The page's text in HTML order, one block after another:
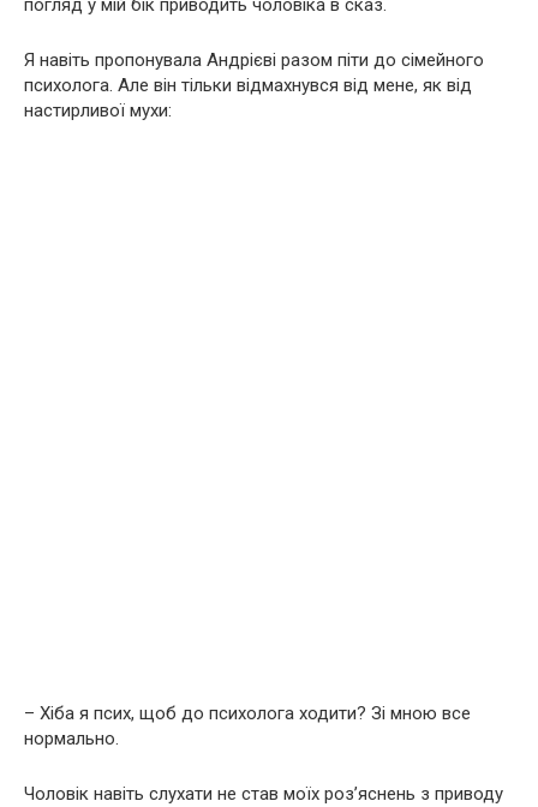
погляд у мій бік приводить чоловіка в сказ.
Я навіть пропонувала Андрієві разом піти до сімейного
психолога. Але він тільки відмахнувся від мене, як від
настирливої ​​мухи:
– Хіба я псих, щоб до психолога ходити? Зі мною все
нормально.
Чоловік навіть слухати не став моїх роз’яснень з приводу